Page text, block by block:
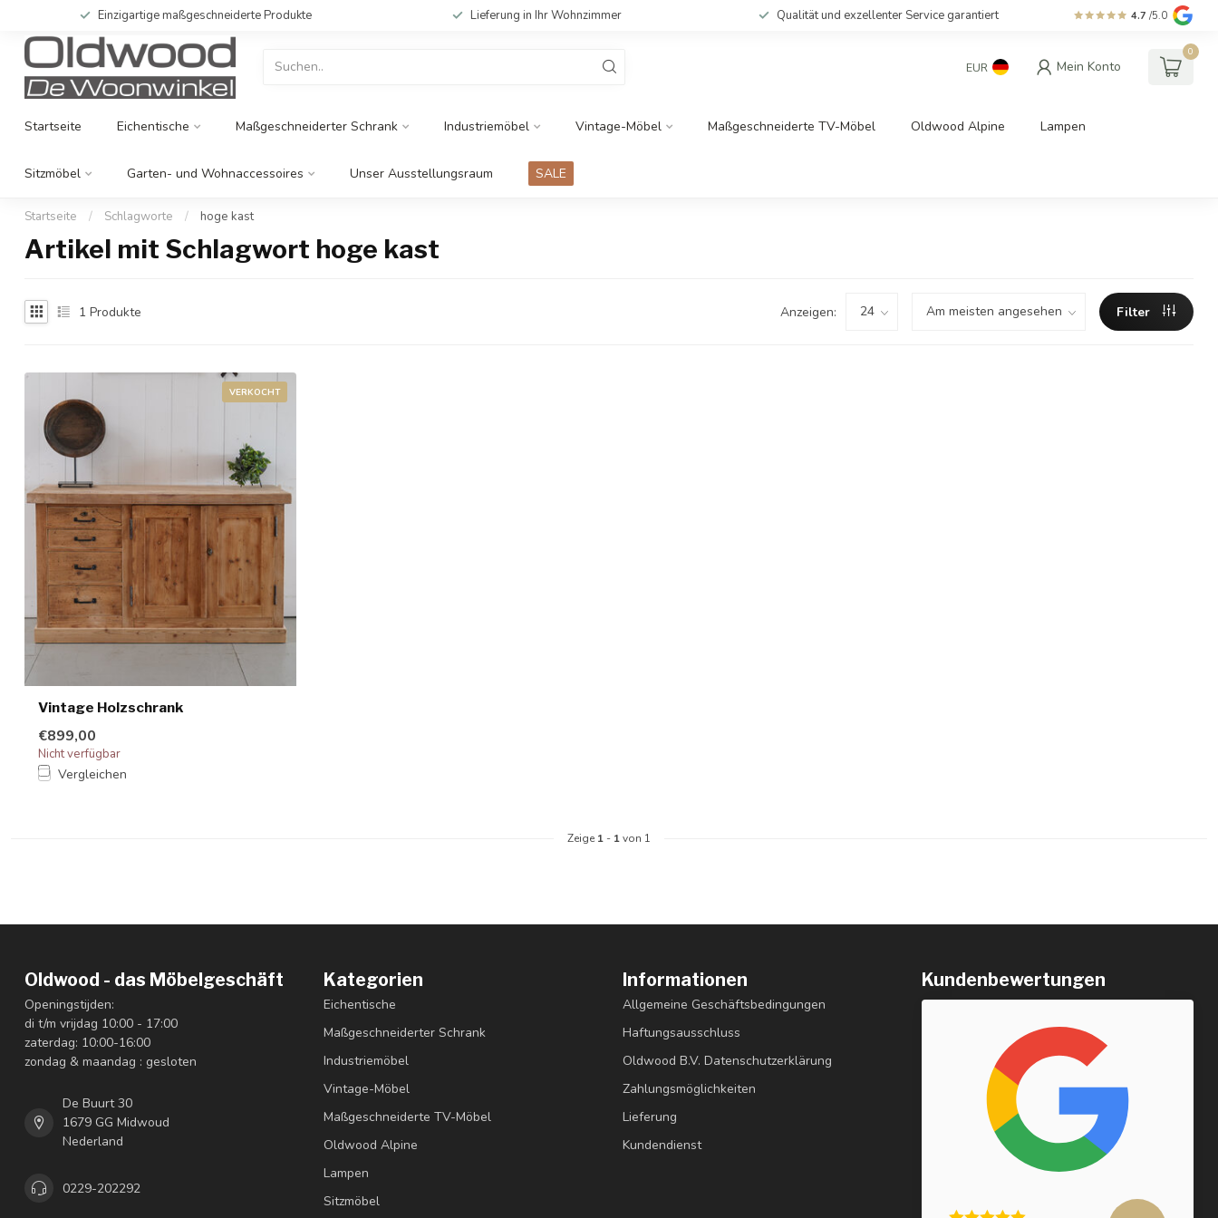
Einzigartige maßgeschneiderte Produkte Lieferung in Ihr Wohnzimmer Qualität und exzellenter Service garantiert 4.7 /5.0
EUR Mein Konto
0
Startseite Eichentische Maßgeschneiderter Schrank Industriemöbel Vintage-Möbel Maßgeschneiderte TV-Möbel Oldwood Alpine Lampen
Sitzmöbel Garten- und Wohnaccessoires Unser Ausstellungsraum SALE
Startseite / Schlagworte / hoge kast
Artikel mit Schlagwort hoge kast
1 Produkte Anzeigen: Filter
VERKOCHT
Vintage Holzschrank
€899,00
Nicht verfügbar
Vergleichen
Zeige 1 - 1von 1
Oldwood - das Möbelgeschäft
Openingstijden:
di t/m vrijdag 10:00 - 17:00
zaterdag: 10:00-16:00
zondag & maandag : gesloten
De Buurt 30
1679 GG Midwoud
Nederland
0229-202292
Kategorien
Eichentische
Maßgeschneiderter Schrank
Industriemöbel
Vintage-Möbel
Maßgeschneiderte TV-Möbel
Oldwood Alpine
Lampen
Sitzmöbel
Informationen
Allgemeine Geschäftsbedingungen
Haftungsausschluss
Oldwood B.V. Datenschutzerklärung
Zahlungsmöglichkeiten
Lieferung
Kundendienst
Kundenbewertungen